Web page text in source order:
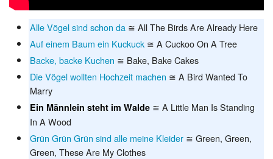
Alle Vögel sind schon da ≅ All The Birds Are Already Here
Auf einem Baum ein Kuckuck ≅ A Cuckoo On A Tree
Backe, backe Kuchen ≅ Bake, Bake Cakes
Die Vögel wollten Hochzeit machen ≅ A Bird Wanted To
Marry
Ein Männlein steht im Walde ≅ A Little Man Is Standing
In A Wood
Grün Grün Grün sind alle meine Kleider ≅ Green, Green,
Green, These Are My Clothes